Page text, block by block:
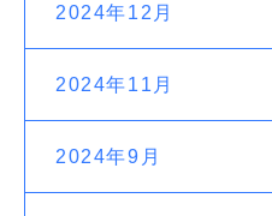
2024年12月
2024年11月
2024年9月